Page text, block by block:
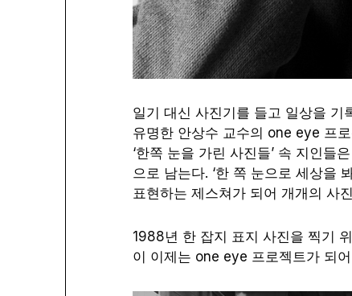
일기 대신 사진기를 들고 일상을 기
유명한 안상수 교수의 one eye 프
‘한쪽 눈을 가린 사진들’ 속 지인들
으로 남는다. ‘한 쪽 눈으로 세상을
표현하는 제스쳐가 되어 개개의 사
1988년 한 잡지 표지 사진을 찍기
이 이제는 one eye 프로젝트가 되